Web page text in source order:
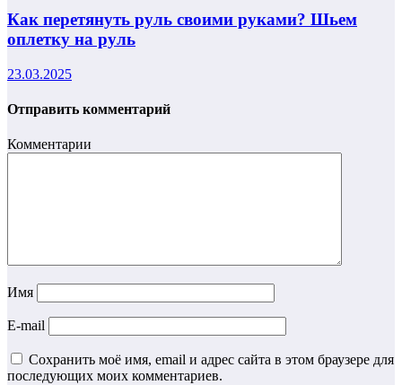
Как перетянуть руль своими руками? Шьем
оплетку на руль
23.03.2025
Отправить комментарий
Комментарии
Имя
E-mail
Сохранить моё имя, email и адрес сайта в этом браузере для
последующих моих комментариев.